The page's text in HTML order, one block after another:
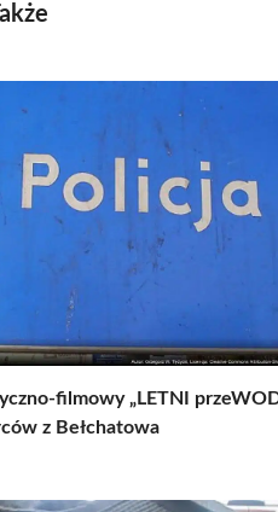
filmowy „LETNI
z Bełchatowa